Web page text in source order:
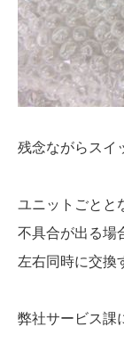
残念ながらスイ
ユニットごとと
不具合が出る場
左右同時に交換
弊社サービス課